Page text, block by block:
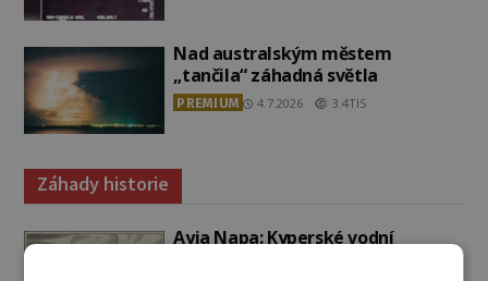
Nad australským městem
„tančila“ záhadná světla
PREMIUM 4.7.2026 3.4TIS
Záhady historie
Ayia Napa: Kyperské vodní